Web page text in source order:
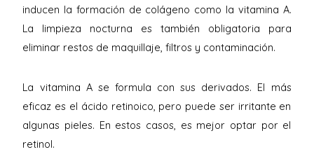
inducen la formación de colágeno como la vitamina A.
La limpieza nocturna es también obligatoria para
eliminar restos de maquillaje, filtros y contaminación.
La vitamina A se formula con sus derivados. El más
eficaz es el ácido retinoico, pero puede ser irritante en
algunas pieles. En estos casos, es mejor optar por el
retinol.